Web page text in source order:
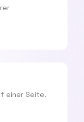
einer Seite.